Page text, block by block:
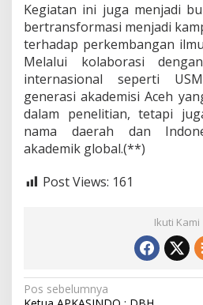
Kegiatan ini juga menjadi
bertransformasi menjadi
terhadap perkembangan
Melalui kolaborasi
internasional seperti
generasi akademisi Aceh
dalam penelitian, tetapi
nama daerah dan
akademik global.(**)
Post Views: 161
Ikuti Kami
N
Pos sebelumnya